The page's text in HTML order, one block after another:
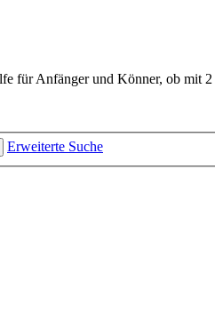
für Anfänger und Könner, ob mit
Erweiterte Suche